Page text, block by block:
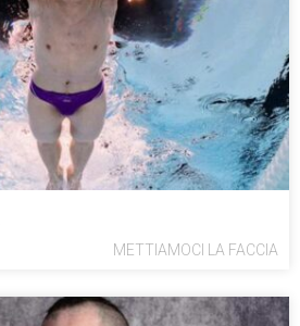
METTIAMOCI LA FACCIA